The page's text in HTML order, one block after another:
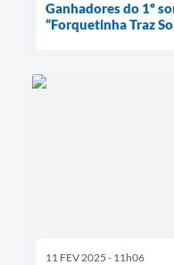
Ganhadores do 1º
“Forquetinha Traz
11 FEV 2025 - 11h06